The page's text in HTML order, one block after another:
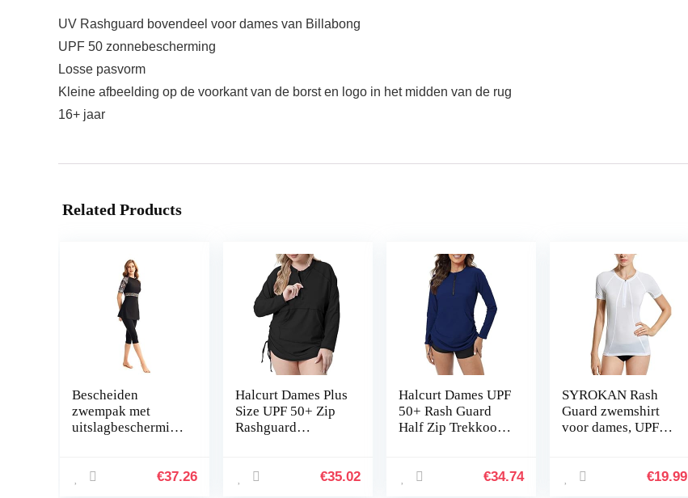
UV Rashguard bovendeel voor dames van Billabong
UPF 50 zonnebescherming
Losse pasvorm
Kleine afbeelding op de voorkant van de borst en logo in het midden van de rug
16+ jaar
Related Products
Bescheiden
zwempak met
uitslagbescherming
korte mouwen, €37.26
Halcurt Dames Plus
Size UPF 50+ Zip
Rashguard
Surftop
€35.02
Halcurt Dames UPF
50+ Rash Guard
Half Zip Trekkoord
€34.74
SYROKAN Rash
Guard zwemshirt
voor dames, UPF
€19.99